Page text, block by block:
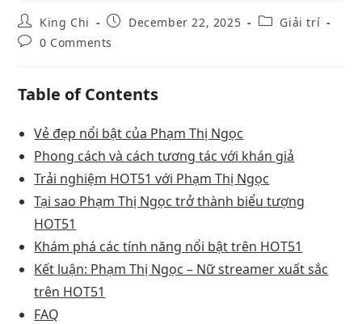
King Chi December 22, 2025
Giải trí
0 Comments
Table of Contents
Vẻ đẹp nổi bật của Phạm Thị Ngọc
Phong cách và cách tương tác với khán giả
Trải nghiệm HOT51 với Phạm Thị Ngọc
Tại sao Phạm Thị Ngọc trở thành biểu tượng
HOT51
Khám phá các tính năng nổi bật trên HOT51
Kết luận: Phạm Thị Ngọc – Nữ streamer xuất sắc
trên HOT51
FAQ